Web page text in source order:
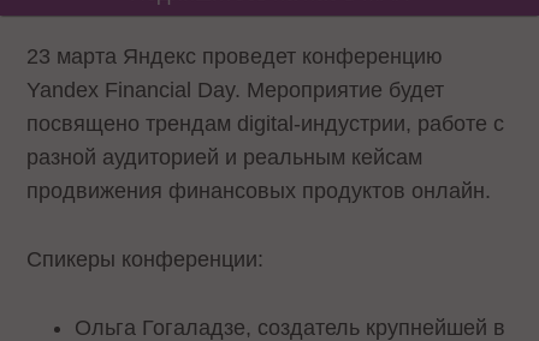
23 марта Яндекс проведет конференцию
Yandex Financial Day. Мероприятие будет
посвящено трендам digital-индустрии, работе с
разной аудиторией и реальным кейсам
продвижения финансовых продуктов онлайн.
Спикеры конференции:
Ольга Гогаладзе, создатель крупнейшей в